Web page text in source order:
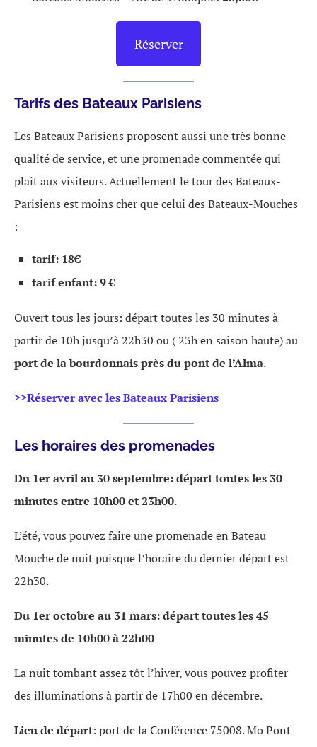
Réserver
Tarifs des Bateaux Parisiens
Les Bateaux Parisiens proposent aussi une très bonne
qualité de service, et une promenade commentée qui
plait aux visiteurs. Actuellement le tour des Bateaux-
Parisiens est moins cher que celui des Bateaux-Mouches
:
tarif: 18€
tarif enfant: 9 €
Ouvert tous les jours: départ toutes les 30 minutes à
partir de 10h jusqu’à 22h30 ou ( 23h en saison haute) au
port de la bourdonnais près du pont de l’Alma.
>>Réserver avec les Bateaux Parisiens
Les horaires des promenades
Du 1er avril au 30 septembre: départ toutes les 30
minutes entre 10h00 et 23h00.
L’été, vous pouvez faire une promenade en Bateau
Mouche de nuit puisque l’horaire du dernier départ est
22h30.
Du 1er octobre au 31 mars: départ toutes les 45
minutes de 10h00 à 22h00
La nuit tombant assez tôt l’hiver, vous pouvez profiter
des illuminations à partir de 17h00 en décembre.
Lieu de départ: port de la Conférence 75008. Mo Pont